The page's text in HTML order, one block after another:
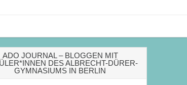
ADO JOURNAL – BLOGGEN MIT
DES ALBRECHT-DÜRER-
GYMNASIUMS IN BERLIN